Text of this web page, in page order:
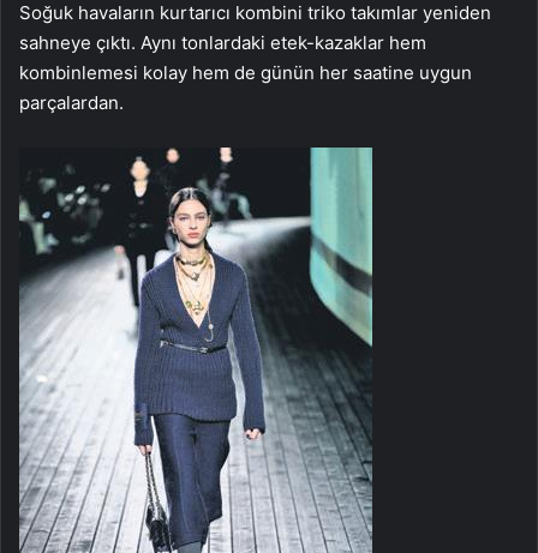
Soğuk havaların kurtarıcı kombini triko takımlar yeniden
sahneye çıktı. Aynı tonlardaki etek-kazaklar hem
kombinlemesi kolay hem de günün her saatine uygun
parçalardan.